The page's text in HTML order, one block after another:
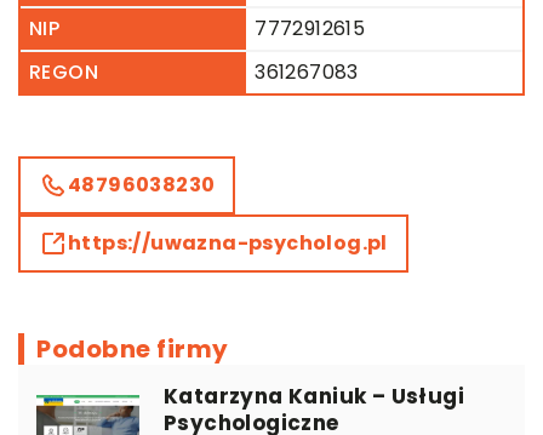
NIP
7772912615
REGON
361267083
48796038230
https://uwazna-psycholog.pl
Podobne firmy
Katarzyna Kaniuk – Usługi
Psychologiczne